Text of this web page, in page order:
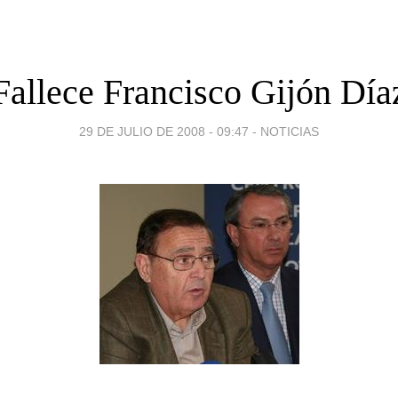
Francisco Gijón
29 DE JULIO DE 2008 - 09:47 - NOTICIAS